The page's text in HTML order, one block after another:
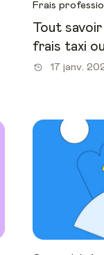
Frais
Tout
frais taxi
17 janv.